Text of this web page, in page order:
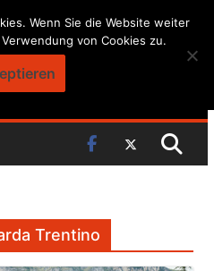
Trentino
Wenn Sie die Website weiter
von Cookies zu.